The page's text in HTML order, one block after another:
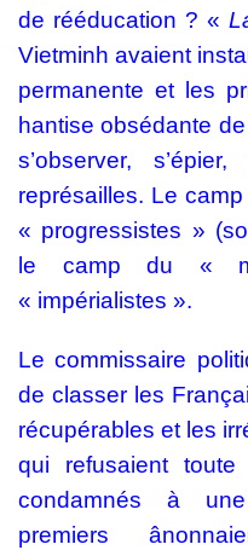
de rééducation ? «
Vietminh avaient
permanente et les
hantise obsédante
s’observer,
représailles. Le
« progressistes »
le camp du «
« impérialistes ».
Le commissaire
de classer les
récupérables et les
qui refusaient
condamnés à
premiers